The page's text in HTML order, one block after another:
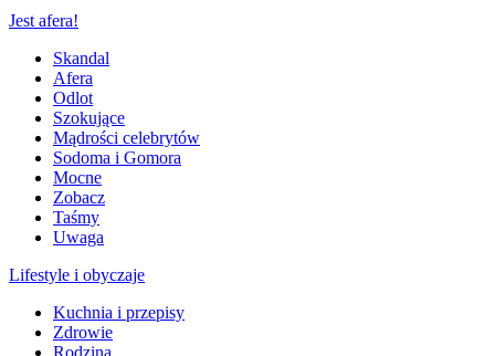
Jest afera!
Skandal
Afera
Odlot
Szokujące
Mądrości celebrytów
Sodoma i Gomora
Mocne
Zobacz
Taśmy
Uwaga
Lifestyle i obyczaje
Kuchnia i przepisy
Zdrowie
Rodzina